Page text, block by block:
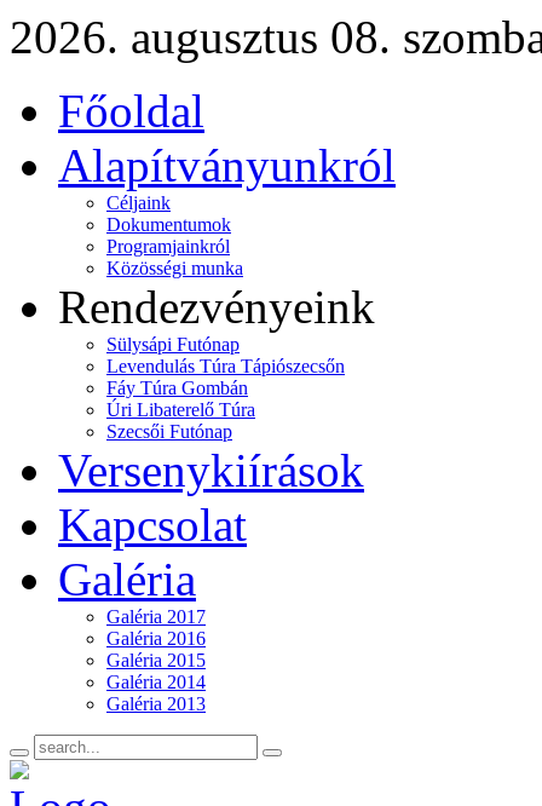
2026. augusztus 08.
Főoldal
Alapítványunkról
Céljaink
Dokumentumok
Programjainkról
Közösségi munka
Rendezvényeink
Sülysápi Futónap
Levendulás Túra Tápiószecsőn
Fáy Túra Gombán
Úri Libaterelő Túra
Szecsői Futónap
Versenykiírások
Kapcsolat
Galéria
Galéria 2017
Galéria 2016
Galéria 2015
Galéria 2014
Galéria 2013